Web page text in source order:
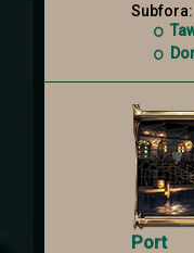
Subfora:
Port